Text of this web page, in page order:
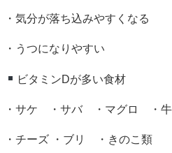
・気分が落ち込みやすくなる
・うつになりやすい
ビタミンDが多い食材
・サケ ・サバ ・マグロ ・牛
・チーズ ・ブリ ・きのこ類